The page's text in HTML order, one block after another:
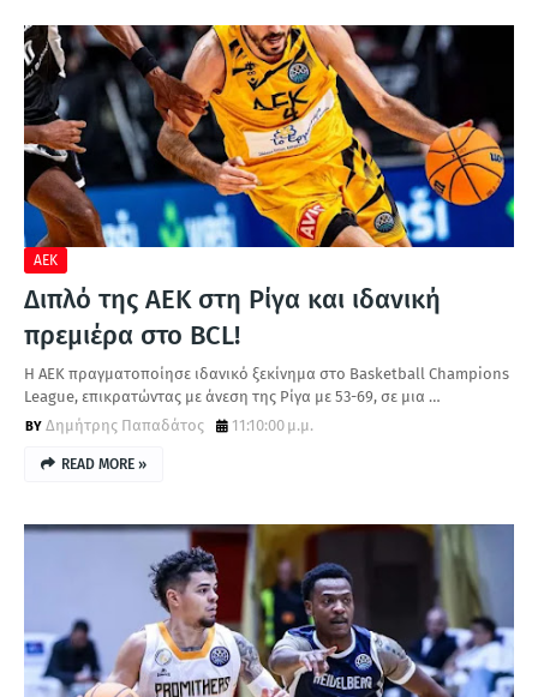
ΑΕΚ
Διπλό της ΑΕΚ στη Ρίγα και ιδανική
πρεμιέρα στο BCL!
Η ΑΕΚ πραγματοποίησε ιδανικό ξεκίνημα στο Basketball Champions
League, επικρατώντας με άνεση της Ρίγα με 53-69, σε μια …
Δημήτρης Παπαδάτος
11:10:00 μ.μ.
READ MORE »